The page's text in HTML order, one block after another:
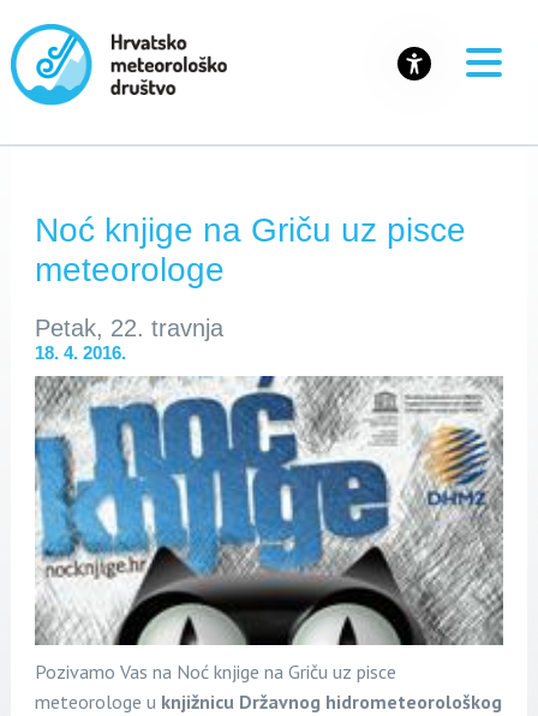
Noć knjige na Griču uz pisce
meteorologe
Petak, 22. travnja
18. 4. 2016.
Pozivamo Vas na Noć knjige na Griču uz pisce
meteorologe u knjižnicu Državnog hidrometeorološkog